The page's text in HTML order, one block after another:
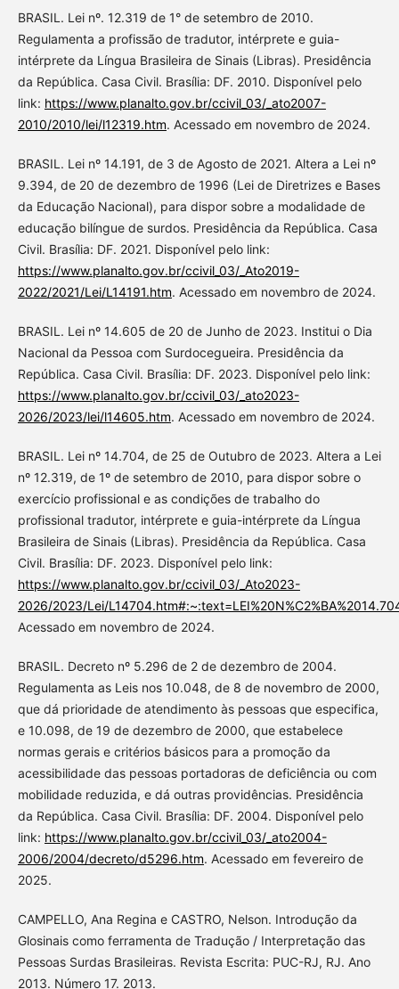
BRASIL. Lei nº. 12.319 de 1° de setembro de 2010.
Regulamenta a profissão de tradutor, intérprete e guia-
intérprete da Língua Brasileira de Sinais (Libras). Presidência
da República. Casa Civil. Brasília: DF. 2010. Disponível pelo
link: https://www.planalto.gov.br/ccivil_03/_ato2007-
2010/2010/lei/l12319.htm. Acessado em novembro de 2024.
BRASIL. Lei nº 14.191, de 3 de Agosto de 2021. Altera a Lei nº
9.394, de 20 de dezembro de 1996 (Lei de Diretrizes e Bases
da Educação Nacional), para dispor sobre a modalidade de
educação bilíngue de surdos. Presidência da República. Casa
Civil. Brasília: DF. 2021. Disponível pelo link:
https://www.planalto.gov.br/ccivil_03/_Ato2019-
2022/2021/Lei/L14191.htm. Acessado em novembro de 2024.
BRASIL. Lei nº 14.605 de 20 de Junho de 2023. Institui o Dia
Nacional da Pessoa com Surdocegueira. Presidência da
República. Casa Civil. Brasília: DF. 2023. Disponível pelo link:
https://www.planalto.gov.br/ccivil_03/_ato2023-
2026/2023/lei/l14605.htm. Acessado em novembro de 2024.
BRASIL. Lei nº 14.704, de 25 de Outubro de 2023. Altera a Lei
nº 12.319, de 1º de setembro de 2010, para dispor sobre o
exercício profissional e as condições de trabalho do
profissional tradutor, intérprete e guia-intérprete da Língua
Brasileira de Sinais (Libras). Presidência da República. Casa
Civil. Brasília: DF. 2023. Disponível pelo link:
https://www.planalto.gov.br/ccivil_03/_Ato2023-
2026/2023/Lei/
Acessado em novembro de 2024.
BRASIL. Decreto nº 5.296 de 2 de dezembro de 2004.
Regulamenta as Leis nos 10.048, de 8 de novembro de 2000,
que dá prioridade de atendimento às pessoas que especifica,
e 10.098, de 19 de dezembro de 2000, que estabelece
normas gerais e critérios básicos para a promoção da
acessibilidade das pessoas portadoras de deficiência ou com
mobilidade reduzida, e dá outras providências. Presidência
da República. Casa Civil. Brasília: DF. 2004. Disponível pelo
link: https://www.planalto.gov.br/ccivil_03/_ato2004-
2006/2004/decreto/d5296.htm. Acessado em fevereiro de
2025.
CAMPELLO, Ana Regina e CASTRO, Nelson. Introdução da
Glosinais como ferramenta de Tradução / Interpretação das
Pessoas Surdas Brasileiras. Revista Escrita: PUC-RJ, RJ. Ano
2013. Número 17. 2013.